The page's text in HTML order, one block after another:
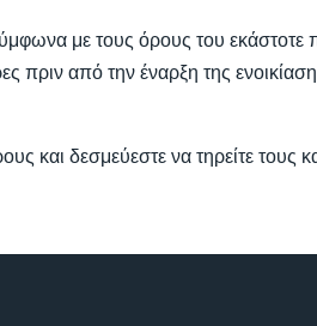
με τους όρους του εκάστοτε
πριν από την έναρξη της
δεσμεύεστε να τηρείτε τους